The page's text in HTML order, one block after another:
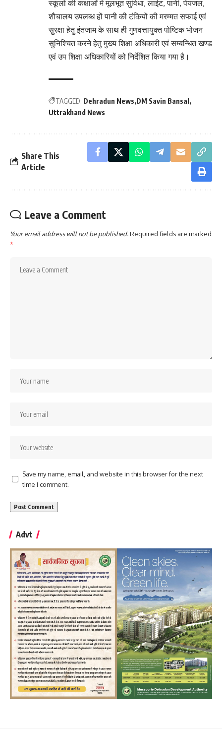
स्कूलों की कक्षाओं में मूलभूत सुविधा, लाईट, पानी, पेयजल,
शौचालय उपलब्ध हों पानी की टंकियों की मरम्मत सफाई एवं
सुरक्षा हेतु इंतजाम के साथ ही गुणवत्तायुक्त पोष्टिक भोजन
सुनिश्चित करने हेतु मुख्य शिक्षा अधिकारी एवं सम्बन्धित खण्ड
एवं उप शिक्षा अधिकारियों को निर्देशित किया गया है।
TAGGED: Dehradun News DM Savin Bansal
Uttrakhand News
Share This
Article
Leave a Comment
Your email address will not be published.Required fields are marked
*
Save my name, email, and website in this browser for the next
time I comment.
Advt